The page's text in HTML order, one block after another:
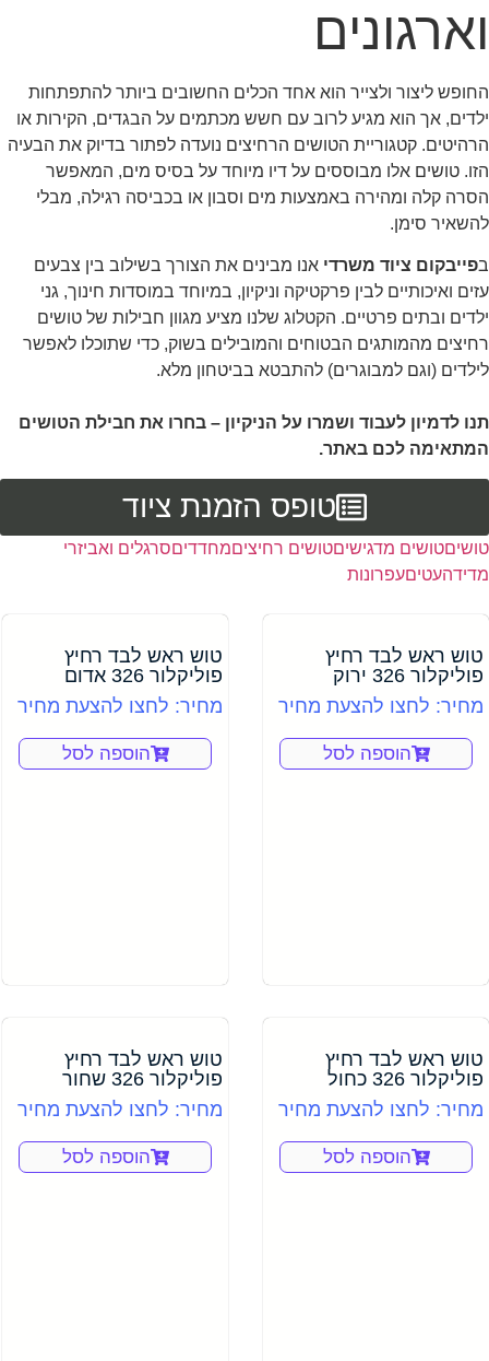
וארגונים
החופש ליצור ולצייר הוא אחד הכלים החשובים ביותר להתפתחות
ילדים, אך הוא מגיע לרוב עם חשש מכתמים על הבגדים, הקירות או
הרהיטים. קטגוריית הטושים הרחיצים נועדה לפתור בדיוק את הבעיה
הזו. טושים אלו מבוססים על דיו מיוחד על בסיס מים, המאפשר
הסרה קלה ומהירה באמצעות מים וסבון או בכביסה רגילה, מבלי
להשאיר סימן.
בפייבקום ציוד משרדי אנו מבינים את הצורך בשילוב בין צבעים
עזים ואיכותיים לבין פרקטיקה וניקיון, במיוחד במוסדות חינוך, גני
ילדים ובתים פרטיים. הקטלוג שלנו מציע מגוון חבילות של טושים
רחיצים מהמותגים הבטוחים והמובילים בשוק, כדי שתוכלו לאפשר
לילדים (וגם למבוגרים) להתבטא בביטחון מלא.
תנו לדמיון לעבוד ושמרו על הניקיון – בחרו את חבילת הטושים
המתאימה לכם באתר.
טופס הזמנת ציוד
טושיםטושים מדגישיםטושים רחיציםמחדדיםסרגלים ואביזרי
מדידהעטיםעפרונות
טוש ראש לבד רחיץ
פוליקלור 326 ירוק
מחיר: לחצו להצעת מחיר
הוספה לסל
טוש ראש לבד רחיץ
פוליקלור 326 אדום
מחיר: לחצו להצעת מחיר
הוספה לסל
טוש ראש לבד רחיץ
פוליקלור 326 כחול
מחיר: לחצו להצעת מחיר
הוספה לסל
טוש ראש לבד רחיץ
פוליקלור 326 שחור
מחיר: לחצו להצעת מחיר
הוספה לסל